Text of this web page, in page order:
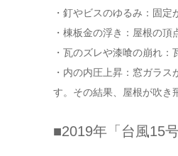
・釘やビスのゆるみ：固定
・棟板金の浮き：屋根の
・瓦のズレや漆喰の崩れ：
・内の内圧上昇：窓ガラ
す。その結果、屋根が吹き
■2019年「台風15